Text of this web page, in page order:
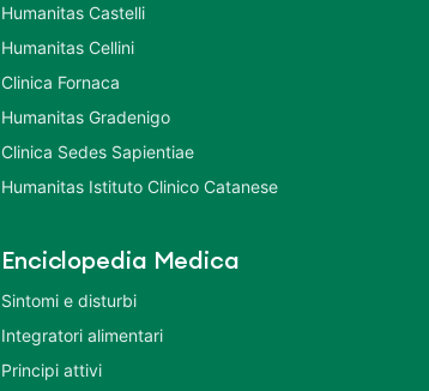
Humanitas Castelli
Humanitas Cellini
Clinica Fornaca
Humanitas Gradenigo
Clinica Sedes Sapientiae
Humanitas Istituto Clinico Catanese
Enciclopedia Medica
Sintomi e disturbi
Integratori alimentari
Principi attivi